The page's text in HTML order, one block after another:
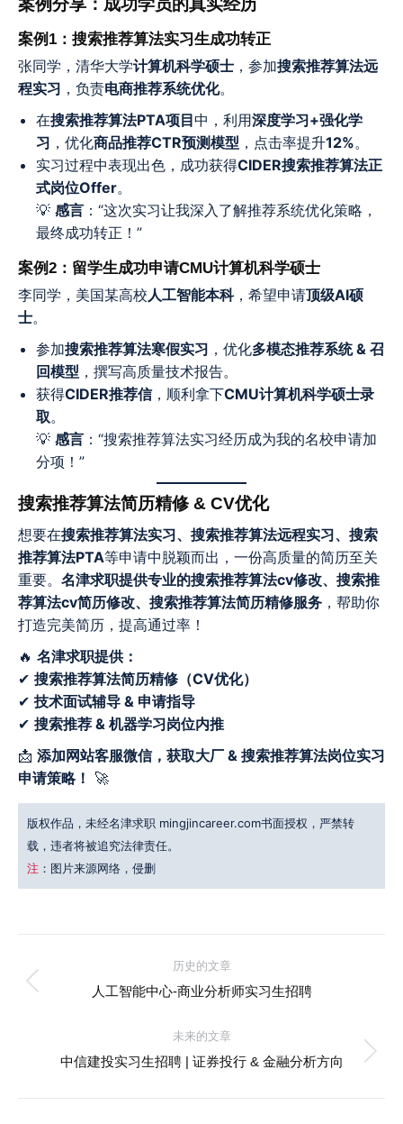
案例分享：成功学员的真实经历
案例1：搜索推荐算法实习生成功转正
张同学，清华大学计算机科学硕士 ，参加搜索推荐算法远
程实习 ，负责电商推荐系统优化。
在搜索推荐算法PTA项目中，利用深度学习+强化学
习 ，优化商品推荐CTR预测模型 ，点击率提升12%。
实习过程中表现出色，成功获得CIDER搜索推荐算法正
式岗位Offer。
💡 感言 ：“这次实习让我深入了解推荐系统优化策略，
最终成功转正！”
案例2：留学生成功申请CMU计算机科学硕士
李同学，美国某高校 人工智能本科，希望申请顶级AI硕
士。
参加搜索推荐算法寒假实习 ，优化多模态推荐系统 & 召
回模型 ，撰写高质量技术报告。
获得CIDER推荐信，顺利拿下CMU计算机科学硕士录
取。
💡 感言 ：“搜索推荐算法实习经历成为我的名校申请加
分项！”
搜索推荐算法简历精修 & CV优化
想要在搜索推荐算法实习、搜索推荐算法远程实习、搜索
推荐算法PTA等申请中脱颖而出，一份高质量的简历至关
重要。 名津求职提供专业的搜索推荐算法cv修改、搜索推
荐算法cv简历修改、搜索推荐算法简历精修服务 ，帮助你
打造完美简历，提高通过率！
🔥 名津求职提供：
✔ 搜索推荐算法简历精修（CV优化）
✔ 技术面试辅导 & 申请指导
✔ 搜索推荐 & 机器学习岗位内推
📩 添加网站客服微信，获取大厂 & 搜索推荐算法岗位实习
申请策略！ 🚀
版权作品，未经名津求职 mingjincareer.com书面授权，严禁转
载，违者将被追究法律责任。
注 ：图片来源网络，侵删
章
历史的文章
历
的
文
人工智能中心-商业分析师实习生招聘
未来的文章
未
中信建投实习生招聘 | 证券投行 & 金融分析方向